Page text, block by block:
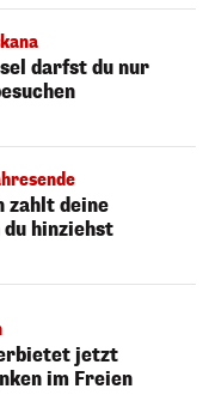
darfst du nur
zahlt deine
hinziehst
jetzt
im Freien